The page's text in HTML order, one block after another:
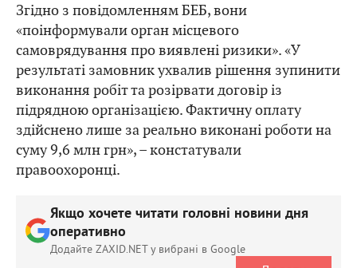
Згідно з повідомленням БЕБ, вони
«поінформували орган місцевого
самоврядування про виявлені ризики». «У
результаті замовник ухвалив рішення зупинити
виконання робіт та розірвати договір із
підрядною організацією. Фактичну оплату
здійснено лише за реально виконані роботи на
суму 9,6 млн грн», – констатували
правоохоронці.
Якщо хочете читати головні новини дня
оперативно
Додайте ZAXID.NET у вибрані в Google